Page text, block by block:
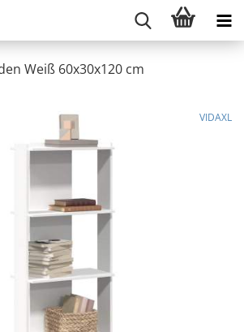
Weiß 60x30x120 cm
VIDAXL